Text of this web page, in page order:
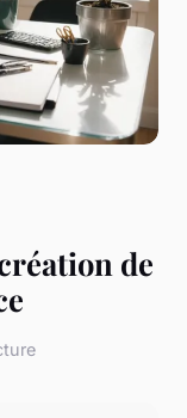
de